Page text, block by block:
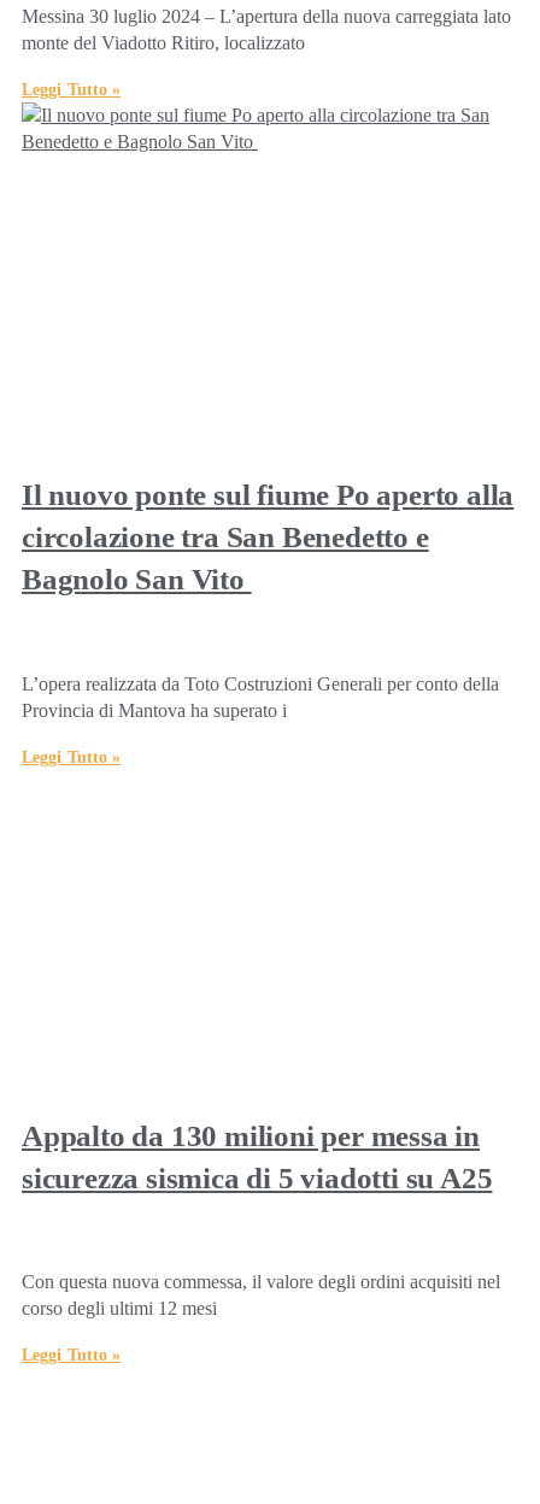
Messina 30 luglio 2024 – L’apertura della nuova carreggiata lato
monte del Viadotto Ritiro, localizzato
Leggi Tutto »
Il nuovo ponte sul fiume Po aperto alla
circolazione tra San Benedetto e
Bagnolo San Vito
L’opera realizzata da Toto Costruzioni Generali per conto della
Provincia di Mantova ha superato i
Leggi Tutto »
Appalto da 130 milioni per messa in
sicurezza sismica di 5 viadotti su A25
Con questa nuova commessa, il valore degli ordini acquisiti nel
corso degli ultimi 12 mesi
Leggi Tutto »